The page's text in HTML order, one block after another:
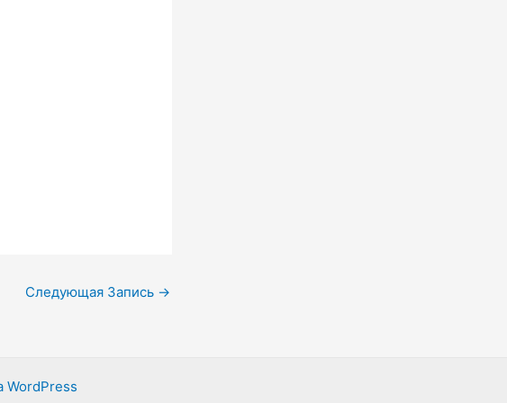
Следующая Запись →
WordPress